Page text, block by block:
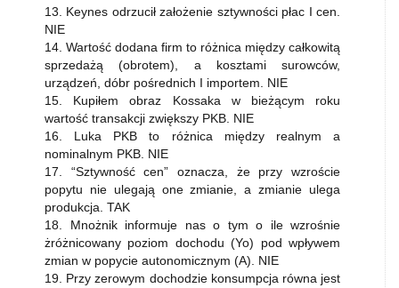
13. Keynes odrzucił założenie sztywności płac I cen.
NIE
14. Wartość dodana firm to różnica między całkowitą
sprzedażą (obrotem), a kosztami surowców,
urządzeń, dóbr pośrednich I importem. NIE
15. Kupiłem obraz Kossaka w bieżącym roku
wartość transakcji zwiększy PKB. NIE
16. Luka PKB to różnica między realnym a
nominalnym PKB. NIE
17. “Sztywność cen” oznacza, że przy wzroście
popytu nie ulegają one zmianie, a zmianie ulega
produkcja. TAK
18. Mnożnik informuje nas o tym o ile wzrośnie
żróżnicowany poziom dochodu (Yo) pod wpływem
zmian w popycie autonomicznym (A). NIE
19. Przy zerowym dochodzie konsumpcja równa jest